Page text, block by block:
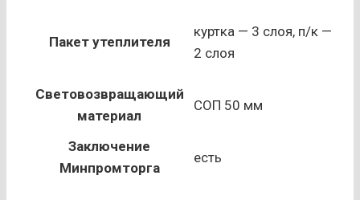
Пакет утеплителя
куртка — 3 слоя, п/к —
2 слоя
Световозвращающий
материал
СОП 50 мм
Заключение
Минпромторга
есть